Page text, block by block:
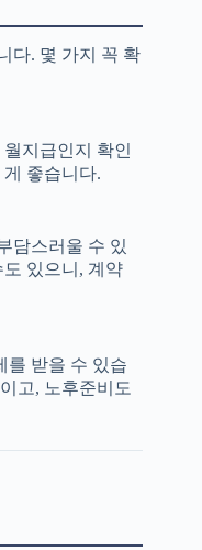
다. 몇 가지 꼭 확
지급인지 확인
좋습니다.
담스러울 수 있
있으니, 계약
를 받을 수 있습
고, 노후준비도